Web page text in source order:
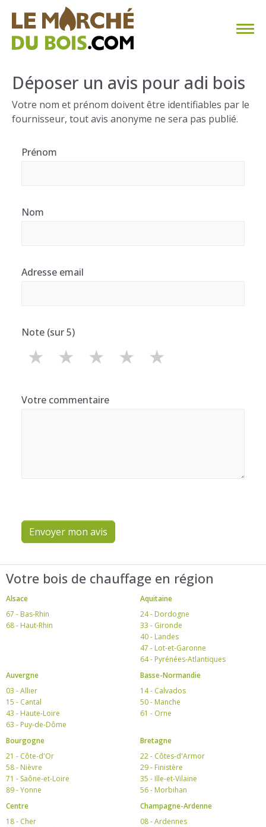
CHAUFFAGE AU BOIS
FAQ
Déposer un avis pour adi bois
Votre nom et prénom doivent être identifiables par le
fournisseur, tout avis anonyme ne sera pas publié.
Prénom
Nom
Adresse email
Note (sur 5)
★
★
★
★
★
Votre commentaire
Envoyer mon avis
Votre bois de chauffage en région
Alsace
67 - Bas-Rhin
68 - Haut-Rhin
Aquitaine
24 - Dordogne
33 - Gironde
40 - Landes
47 - Lot-et-Garonne
64 - Pyrénées-Atlantiques
Auvergne
03 - Allier
15 - Cantal
43 - Haute-Loire
63 - Puy-de-Dôme
Basse-Normandie
14 - Calvados
50 - Manche
61 - Orne
Bourgogne
21 - Côte-d'Or
58 - Nièvre
71 - Saône-et-Loire
89 - Yonne
Bretagne
22 - Côtes-d'Armor
29 - Finistère
35 - Ille-et-Vilaine
56 - Morbihan
Centre
18 - Cher
Champagne-Ardenne
08 - Ardennes